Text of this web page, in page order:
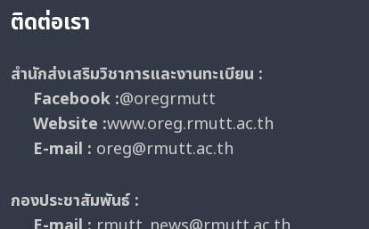
ติดต่อเรา
สำนักส่งเสริมวิชาการและงานทะเบียน :
Facebook :@oregrmutt
Website :www.oreg.rmutt.ac.th
E-mail : oreg@rmutt.ac.th
กองประชาสัมพันธ์ :